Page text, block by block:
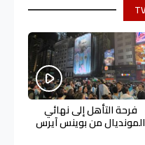
فرحة التأهل إلى نهائي
المونديال من بوينس آيرس